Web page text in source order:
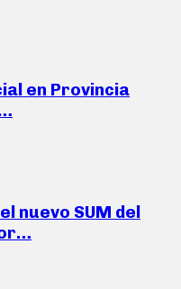
en Provincia
nuevo SUM del